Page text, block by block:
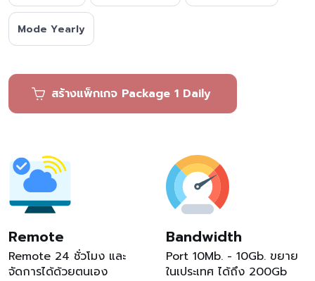
Mode Yearly
สร้างแพ็กเกจ Package 1 Daily
Remote
Remote 24 ชั่วโมง และ
จัดการได้ด้วยตนเอง
Bandwidth
Port 10Mb. - 10Gb. ขยาย
ในเประเทศ ได้ถึง 200Gb